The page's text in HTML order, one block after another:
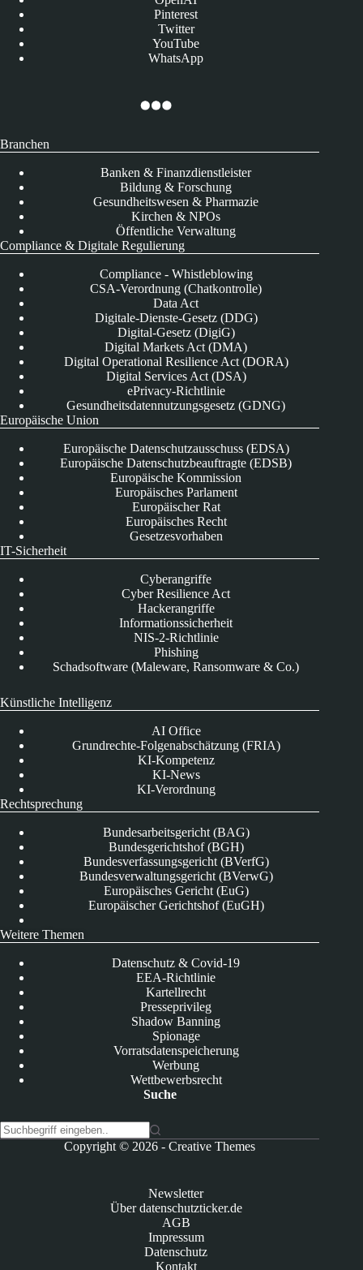
Pinterest
Twitter
YouTube
WhatsApp
Branchen
Banken & Finanzdienstleister
Bildung & Forschung
Gesundheitswesen & Pharmazie
Kirchen & NPOs
Öffentliche Verwaltung
Compliance & Digitale Regulierung
Compliance - Whistleblowing
CSA-Verordnung (Chatkontrolle)
Data Act
Digitale-Dienste-Gesetz (DDG)
Digital-Gesetz (DigiG)
Digital Markets Act (DMA)
Digital Operational Resilience Act (DORA)
Digital Services Act (DSA)
ePrivacy-Richtlinie
Gesundheitsdatennutzungsgesetz (GDNG)
Europäische Union
Europäische Datenschutzausschuss (EDSA)
Europäische Datenschutzbeauftragte (EDSB)
Europäische Kommission
Europäisches Parlament
Europäischer Rat
Europäisches Recht
Gesetzesvorhaben
IT-Sicherheit
Cyberangriffe
Cyber Resilience Act
Hackerangriffe
Informationssicherheit
NIS-2-Richtlinie
Phishing
Schadsoftware (Maleware, Ransomware & Co.)
Künstliche Intelligenz
AI Office
Grundrechte-Folgenabschätzung (FRIA)
KI-Kompetenz
KI-News
KI-Verordnung
Rechtsprechung
Bundesarbeitsgericht (BAG)
Bundesgerichtshof (BGH)
Bundesverfassungsgericht (BVerfG)
Bundesverwaltungsgericht (BVerwG)
Europäisches Gericht (EuG)
Europäischer Gerichtshof (EuGH)
Weitere Themen
Datenschutz & Covid-19
EEA-Richtlinie
Kartellrecht
Presseprivileg
Shadow Banning
Spionage
Vorratsdatenspeicherung
Werbung
Wettbewerbsrecht
Suche
Copyright © 2026 -Creative Themes
Newsletter
Über datenschutzticker.de
AGB
Impressum
Datenschutz
Kontakt